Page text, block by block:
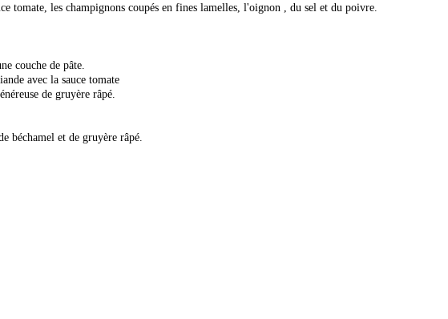
tomate, les champignons coupés en fines lamelles, l'oignon , du sel et du poivre.
couche de pâte.
avec la sauce tomate
de gruyère râpé.
béchamel et de gruyère râpé.